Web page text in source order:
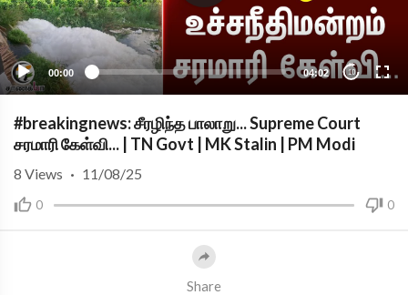
00:00 04:02 10
#breakingnews: சீரழிந்த பாலாறு... Supreme Court
சரமாரி கேள்வி... | TN Govt | MK Stalin | PM Modi
0 0
8 Views · 11/08/25
Share